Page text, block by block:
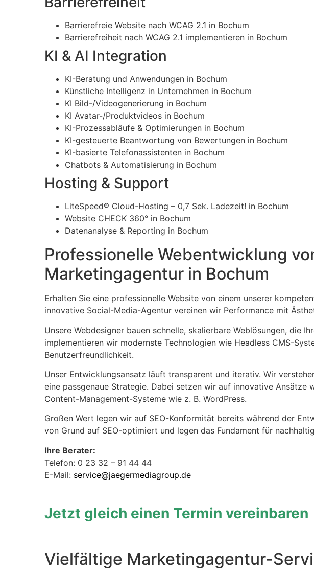
Barrierefreie Website nach WCAG 2.1 in Bochum
Barrierefreiheit nach WCAG 2.1 implementieren in Bochum
KI & AI Integration
KI-Beratung und Anwendungen in Bochum
Künstliche Intelligenz in Unternehmen in Bochum
KI Bild-/Videogenerierung in Bochum
KI Avatar-/Produktvideos in Bochum
KI-Prozessabläufe & Optimierungen in Bochum
KI-gesteuerte Beantwortung von Bewertungen in Bochum
KI-basierte Telefonassistenten in Bochum
Chatbots & Automatisierung in Bochum
Hosting & Support
LiteSpeed® Cloud-Hosting – 0,7 Sek. Ladezeit! in Bochum
Website CHECK 360° in Bochum
Datenanalyse & Reporting in Bochum
Professionelle Webentwicklung
Marketingagentur in Bochum
Erhalten Sie eine professionelle Website von einem unserer
innovative Social-Media-Agentur vereinen wir Performance mit
Unsere Webdesigner bauen schnelle, skalierbare Weblösungen, die
implementieren wir modernste Technologien wie Headless CMS-
Benutzerfreundlichkeit.
Unser Entwicklungsansatz läuft transparent und iterativ. Wir
eine passgenaue Strategie. Dabei setzen wir auf innovative Ansätze
Content-Management-Systeme wie z. B. WordPress.
Großen Wert legen wir auf SEO-Konformität bereits während der
von Grund auf SEO-optimiert und legen das Fundament für
Ihre Berater:
Telefon: 0 23 32 – 91 44 44
E-Mail: service@jaegermediagroup.de
Jetzt gleich einen Termin vereinbaren
Vielfältige Marketingagentur-